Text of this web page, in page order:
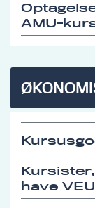
AMU-
have